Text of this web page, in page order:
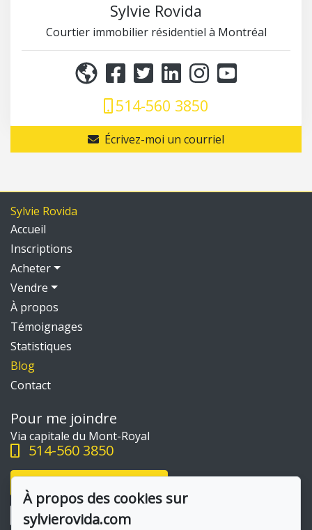
Sylvie Rovida
Courtier immobilier résidentiel à Montréal
514-560 3850
Écrivez-moi un courriel
Sylvie Rovida
Accueil
Inscriptions
Acheter
Vendre
À propos
Témoignages
Statistiques
Blog
Contact
Pour me joindre
Via capitale du Mont-Royal
514-560 3850
À propos des cookies sur
sylvierovida.com